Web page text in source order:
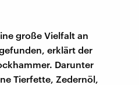
große Vielfalt an
erklärt der
Darunter
Tierfette, Zedernöl,